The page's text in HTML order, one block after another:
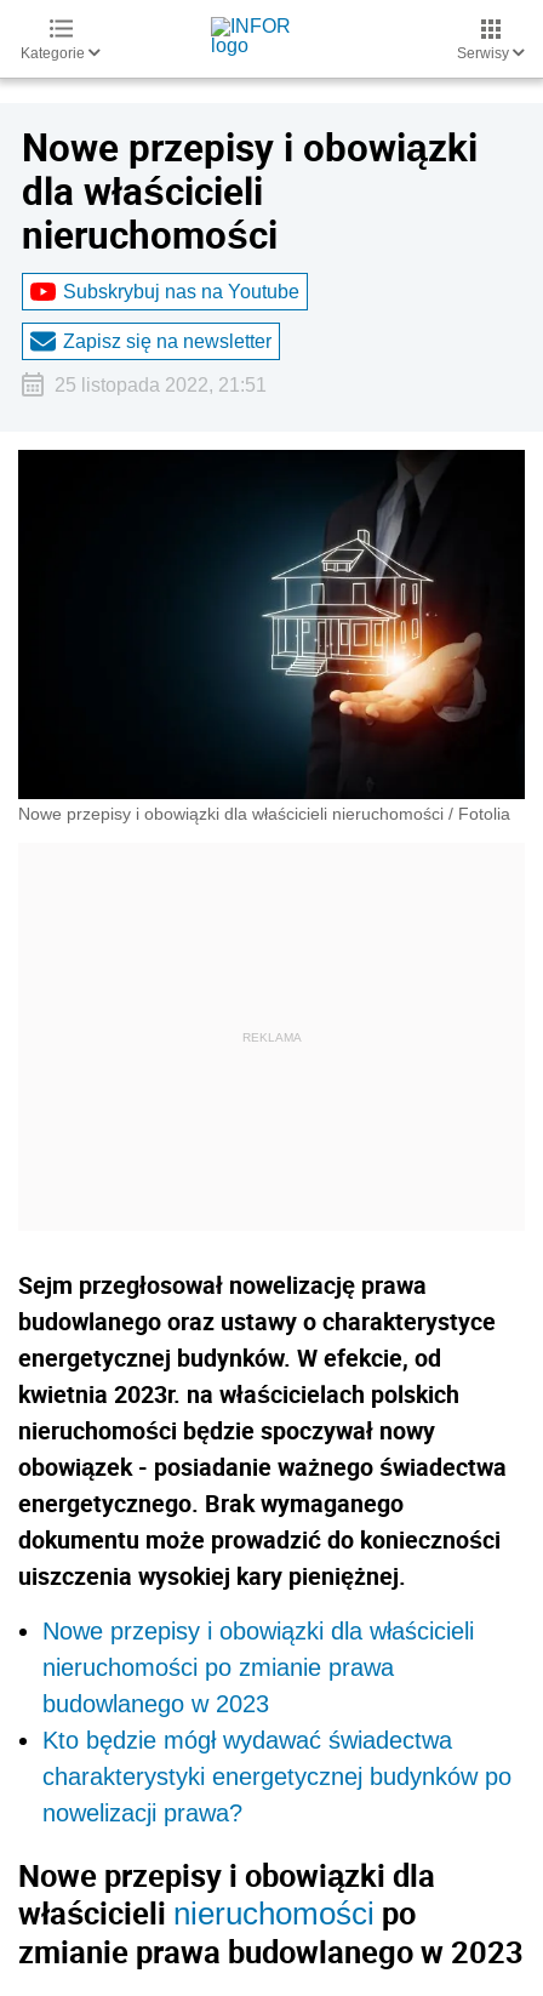
Kategorie Serwisy
Nowe przepisy i obowiązki
dla właścicieli
nieruchomości
Subskrybuj nas na Youtube
Zapisz się na newsletter
25 listopada 2022, 21:51
Nowe przepisy i obowiązki dla właścicieli nieruchomości / Fotolia
Sejm przegłosował nowelizację prawa
budowlanego oraz ustawy o charakterystyce
energetycznej budynków. W efekcie, od
kwietnia 2023r. na właścicielach polskich
nieruchomości będzie spoczywał nowy
obowiązek - posiadanie ważnego świadectwa
energetycznego. Brak wymaganego
dokumentu może prowadzić do konieczności
uiszczenia wysokiej kary pieniężnej.
Nowe przepisy i obowiązki dla właścicieli
nieruchomości po zmianie prawa
budowlanego w 2023
Kto będzie mógł wydawać świadectwa
charakterystyki energetycznej budynków po
nowelizacji prawa?
Nowe przepisy i obowiązki dla
właścicieli nieruchomości po
zmianie prawa budowlanego w 2023